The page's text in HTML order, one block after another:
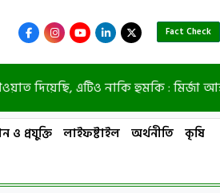
Fact Check
এটিও নাকি হুমকি : মির্জা আব্বাস
ও প্রযুক্তি লাইফষ্টাইল অর্থনীতি কৃষি